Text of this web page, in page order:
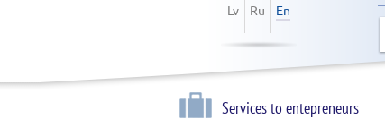
Lv Ru En
Services to entepreneurs